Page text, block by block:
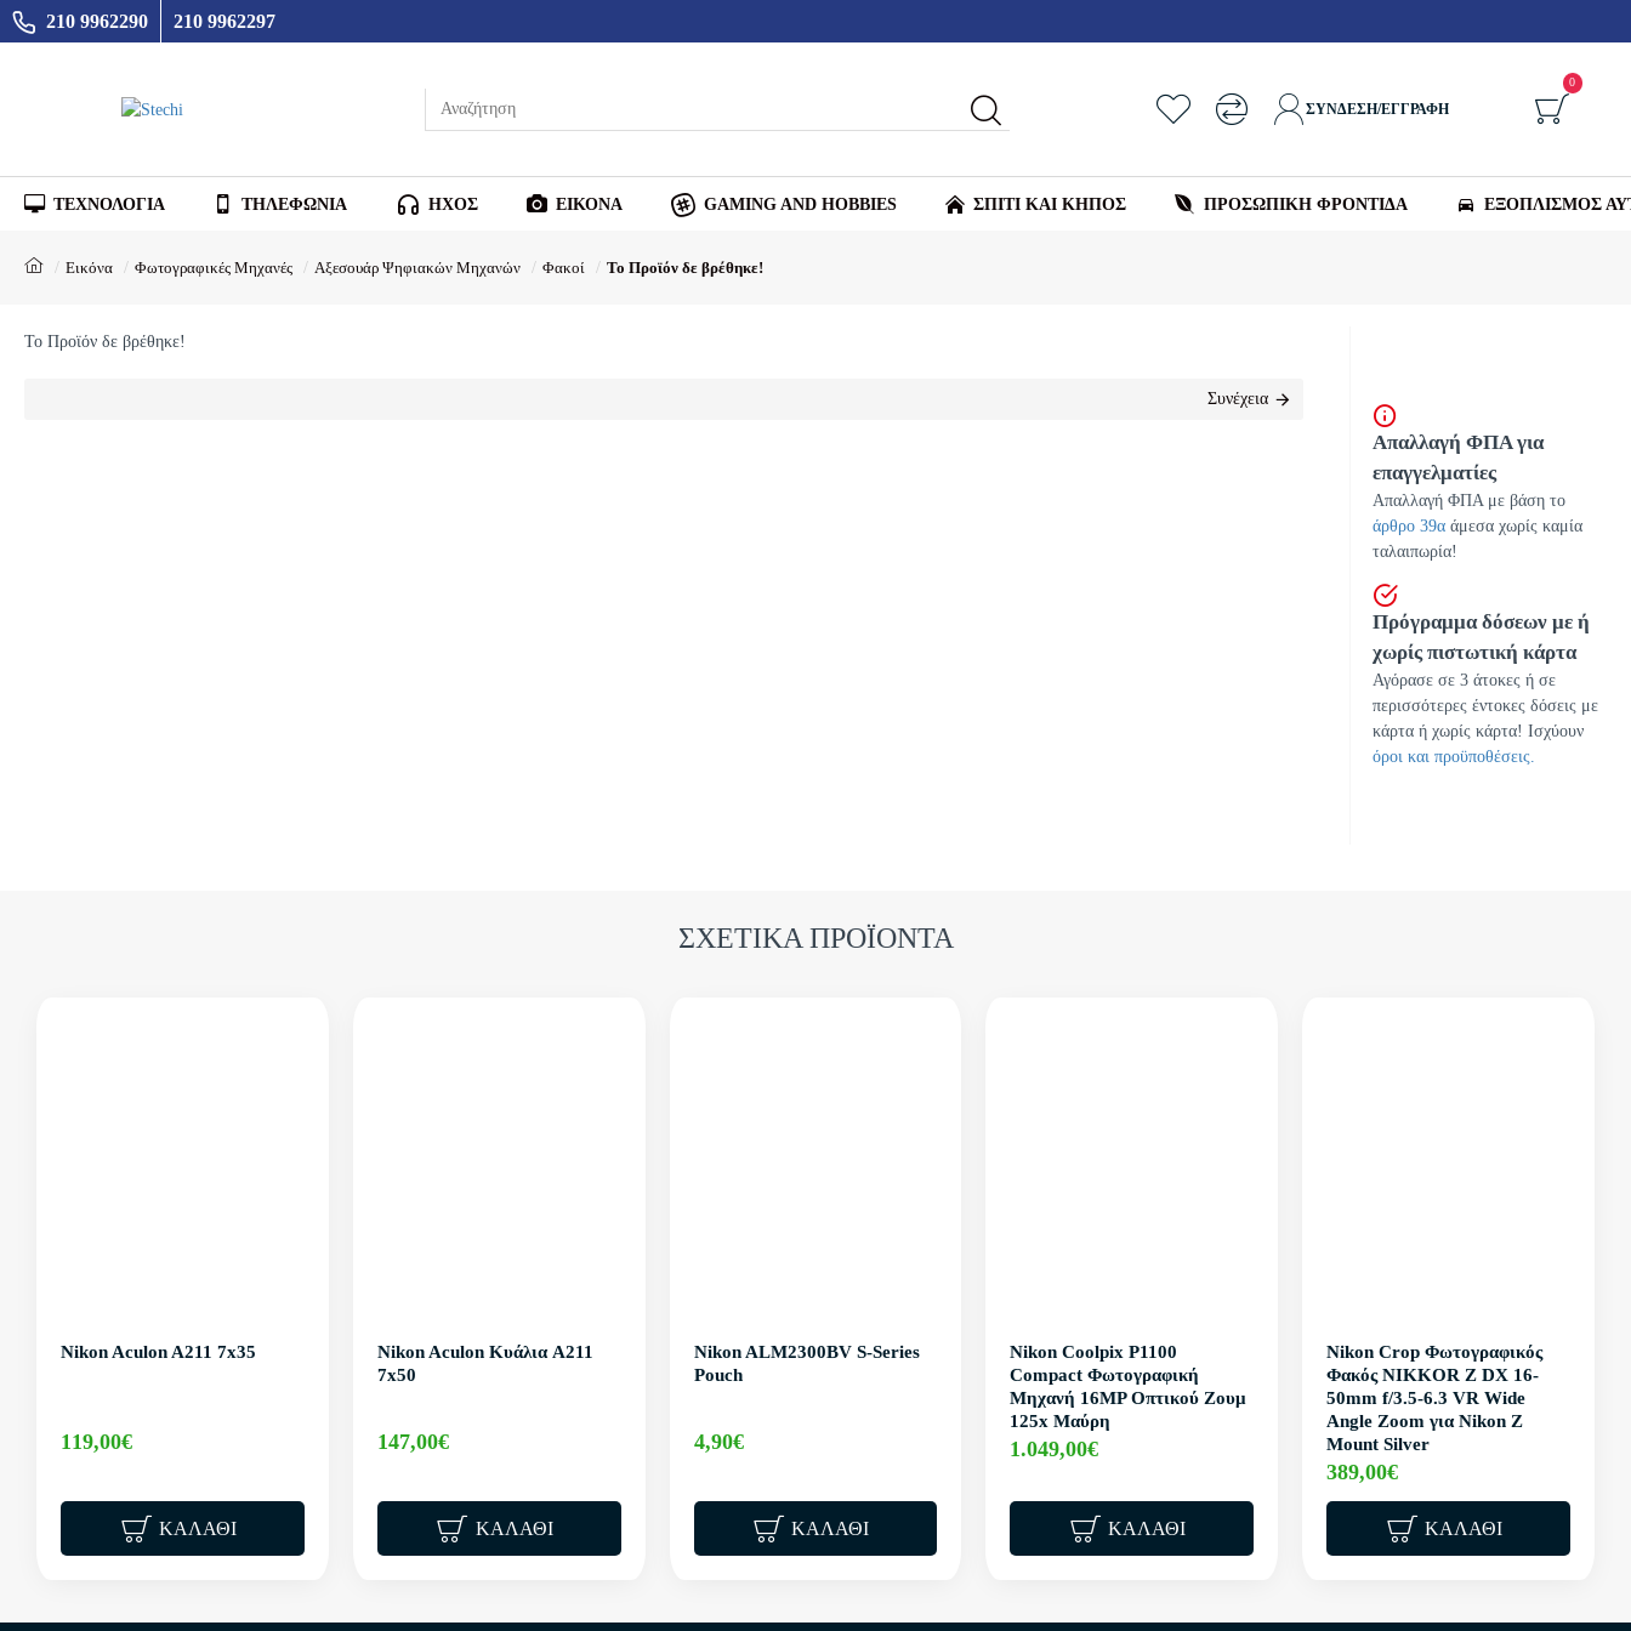
210 9962290 210 9962297
ΣΎΝΔΕΣΗ/ΕΓΓΡΑΦΉ
0
ΤΕΧΝΟΛΟΓΙΑ ΤΗΛΕΦΩΝΙΑ ΗΧΟΣ ΕΙΚΟΝΑ GAMING AND HOBBIES ΣΠΙΤΙ ΚΑΙ ΚΗΠΟΣ ΠΡΟΣΩΠΙΚΗ ΦΡΟΝΤΙΔΑ ΕΞΟΠΛΙΣΜΌΣ
Εικόνα Φωτογραφικές Μηχανές Αξεσουάρ Ψηφιακών Μηχανών Φακοί Το Προϊόν δε βρέθηκε!
Το Προϊόν δε βρέθηκε!
Συνέχεια
Απαλλαγή ΦΠΑ για
επαγγελματίες
Απαλλαγή ΦΠΑ με βάση το
άρθρο 39αάμεσα χωρίς καμία
ταλαιπωρία!
Πρόγραμμα δόσεων με ή
χωρίς πιστωτική κάρτα
Αγόρασε σε 3 άτοκες ή σε
περισσότερες έντοκες δόσεις με
κάρτα ή χωρίς κάρτα! Ισχύουν
όροι και προϋποθέσεις.
ΣΧΕΤΙΚΑ ΠΡΟΪΟΝΤΑ
Nikon Aculon A211 7x35
119,00€
ΚΑΛΆΘΙ
Nikon Aculon Κυάλια A211
7x50
147,00€
ΚΑΛΆΘΙ
Nikon ALM2300BV S-Series
Pouch
4,90€
ΚΑΛΆΘΙ
Nikon Coolpix P1100
Compact Φωτογραφική
Μηχανή 16MP Οπτικού Ζουμ
125x Μαύρη
1.049,00€
ΚΑΛΆΘΙ
Nikon Crop Φωτογραφικός
Φακός NIKKOR Z DX 16-
50mm f/3.5-6.3 VR Wide
Angle Zoom για Nikon Z
Mount Silver
389,00€
ΚΑΛΆΘΙ